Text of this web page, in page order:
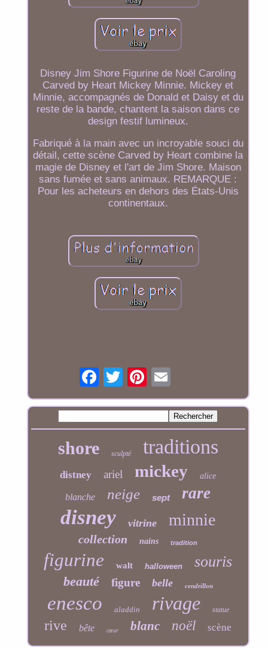
Disney Jim Shore Figurine de Noël Caroling
Carved by Heart Mickey Minnie. Mickey et
Minnie, accompagnés de Donald et Daisy et du
reste de la bande, chantent la saison dans ce
design festif lumineux.
Fabriqué à la main avec un incroyable souci du
détail, cette scène Carved by Heart combine la
magie de Disney et l'art de Jim Shore. Maison
sans fumée et sans animaux. REMARQUE :
Pour les acheteurs en dehors des États-Unis
continentaux.
shore sculpté traditions
distney ariel mickey alice
blanche neige sept rare
disney vitrine minnie
collection nains tradition
figurine walt halloween souris
beauté figure belle cendrillon
enesco aladdin rivage statue
rive bête cœur blanc noël scène